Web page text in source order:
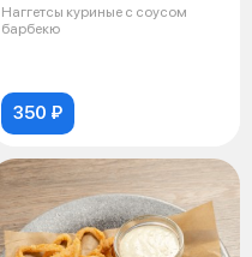
Наггетсы куриные с соусом
барбекю
350 ₽